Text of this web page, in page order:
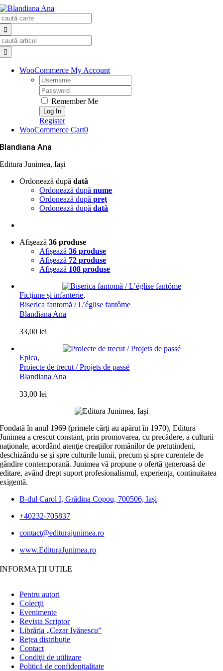
Skip
to
content
WooCommerce My Account
Username:
Password:
Remember Me
Register
WooCommerce Cart0
Blandiana Ana
Editura Junimea, Iași
Ordonează dupădată
Ordonează dupănume
Ordonează dupăpreţ
Ordonează dupădată
Afişează36 produse
Afişează36 produse
Afişează 72 produse
Afişează 108 produse
Ficţiune şi infanterie,
Biserica fantomă / L’église fantôme
Blandiana Ana
33,00lei
Epica,
Proiecte de trecut / Projets de passé
Blandiana Ana
33,00lei
Fondată în anul 1969 (primele cărți au apărut în 1970), Editura
Junimea a crescut constant, prin promovarea, cu precădere, a culturii
naţionale, acordând atenţie creaţiilor românilor de pretutindeni,
deschizându-se şi spre culturile lumii, precum şi spre curentele de
gândire contemporană. Junimea vă propune o ofertă generoasă de
editare, având drept suport profesionalismul, experiența, continuitatea
exigentă.
B-dul Carol I, Grădina Copou, 700506, Iași
+40232-705837
contact@editurajunimea.ro
www.EdituraJunimea.ro
INFORMAŢII UTILE
Pentru autori
Colecţii
Evenimente
Revista Scriptor
Librăria „Cezar Ivănescu”
Rețea distribuție
Contact
Condiţii de utilizare
Politică de confidențialitate